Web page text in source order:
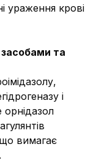
ураження крові
та
і
вимагає